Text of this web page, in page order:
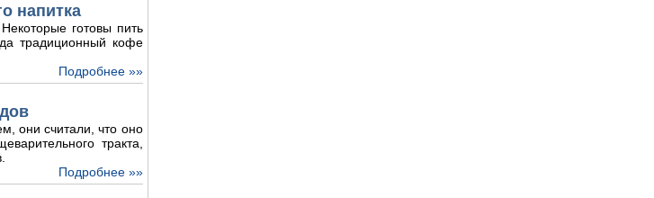
напитка
готовы пить
традиционный кофе
Подробнее »»
они считали, что оно
тракта,
Подробнее »»